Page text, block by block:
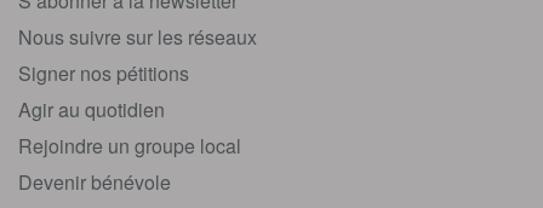
Nous suivre sur les réseaux
Signer nos pétitions
Agir au quotidien
Rejoindre un groupe local
Devenir bénévole